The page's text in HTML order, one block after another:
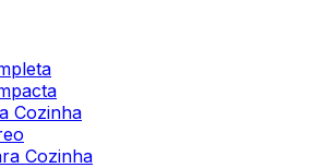
Cozinha
Cozinha